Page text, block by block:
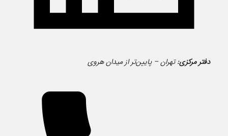
دفتر مرکزی:تهران – پایین‌تر از میدان هروی